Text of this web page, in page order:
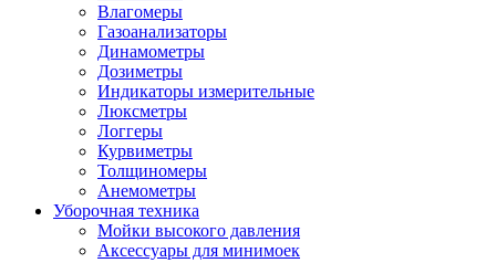
Влагомеры
Газоанализаторы
Динамометры
Дозиметры
Индикаторы измерительные
Люксметры
Логгеры
Курвиметры
Толщиномеры
Анемометры
Уборочная техника
Мойки высокого давления
Аксессуары для минимоек